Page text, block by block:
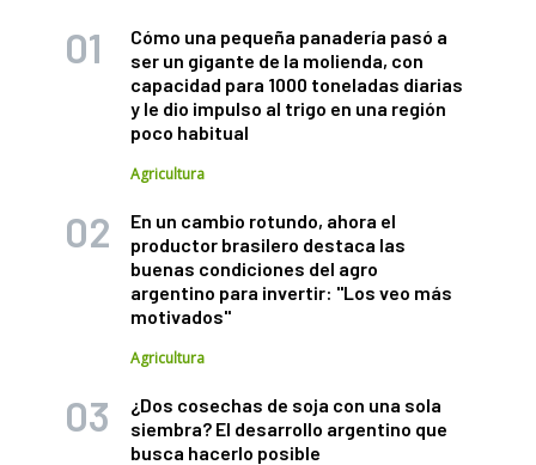
Cómo una pequeña panadería pasó a
ser un gigante de la molienda, con
capacidad para 1000 toneladas diarias
y le dio impulso al trigo en una región
poco habitual
Agricultura
En un cambio rotundo, ahora el
productor brasilero destaca las
buenas condiciones del agro
argentino para invertir: "Los veo más
motivados"
Agricultura
¿Dos cosechas de soja con una sola
siembra? El desarrollo argentino que
busca hacerlo posible